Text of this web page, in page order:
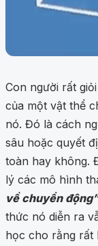
Con người rất
của một vật thể
nó. Đó là cách
sâu hoặc quyết
toàn hay không.
lý các mô hình
về chuyển động”
thức nó diễn ra
học cho rằng rất